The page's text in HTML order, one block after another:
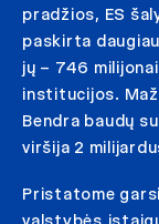
pradžios, ES
paskirta
jų – 746
institucijos.
Bendra baudų
viršija 2
Pristatome